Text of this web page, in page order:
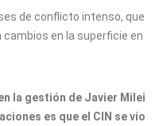
de conflicto intenso, que
en la superficie en
la gestión de Javier Milei
es que el CIN se vio